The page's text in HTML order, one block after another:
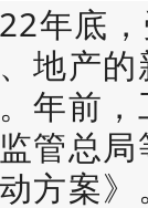
年底
地产
年前
管总
方案